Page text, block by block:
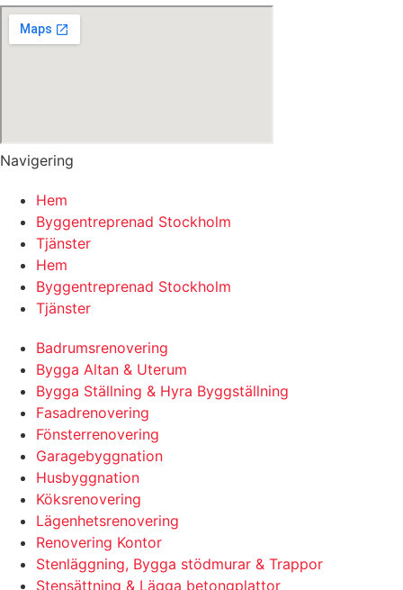
Navigering
Hem
Byggentreprenad Stockholm
Tjänster
Hem
Byggentreprenad Stockholm
Tjänster
Badrumsrenovering
Bygga Altan & Uterum
Bygga Ställning & Hyra Byggställning
Fasadrenovering
Fönsterrenovering
Garagebyggnation
Husbyggnation
Köksrenovering
Lägenhetsrenovering
Renovering Kontor
Stenläggning, Bygga stödmurar & Trappor
Stensättning & Lägga betongplattor